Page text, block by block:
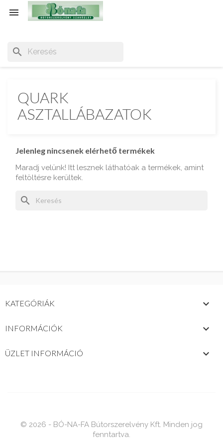

search
QUARK
ASZTALLÁBAZATOK
Jelenleg nincsenek elérhető termékek
Maradj velünk! Itt lesznek láthatóak a termékek, amint
feltöltésre kerültek.
search
KATEGÓRIÁK 
INFORMÁCIÓK 
ÜZLET INFORMÁCIÓ keyboard_arrow_down
© 2026 - BÓ-NA-FA Bútorszerelvény Kft. Minden jog
fenntartva.